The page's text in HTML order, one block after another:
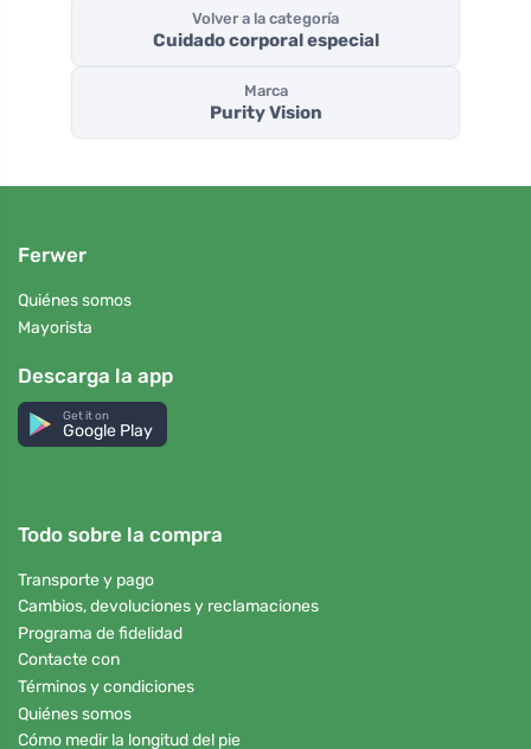
Volver a la categoría
Cuidado corporal especial
Marca
Purity Vision
Ferwer
Quiénes somos
Mayorista
Descarga la app
Get it on
Google Play
Todo sobre la compra
Transporte y pago
Cambios, devoluciones y reclamaciones
Programa de fidelidad
Contacte con
Términos y condiciones
Quiénes somos
Cómo medir la longitud del pie